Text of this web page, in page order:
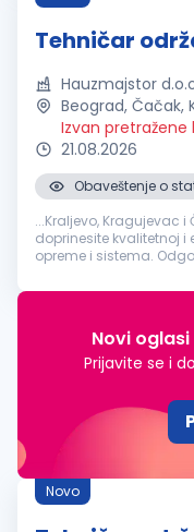
Tehničar
Hauzmajstor
Beograd, Čačak,
Izvan pretražene
21.08.2026
Obaveštenje o
...Kraljevo, Kragujevac i
doprinesite kvalitetnoj i
opreme i sistema. Odgovornosti:
kvarova na mašinama
Novi
Prijavite se i
Novo